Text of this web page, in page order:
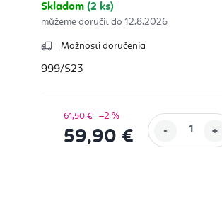
Skladom(2 ks)
12.8.2026
Možnosti doručenia
999/S23
61,50 € –2 %
59,90 €